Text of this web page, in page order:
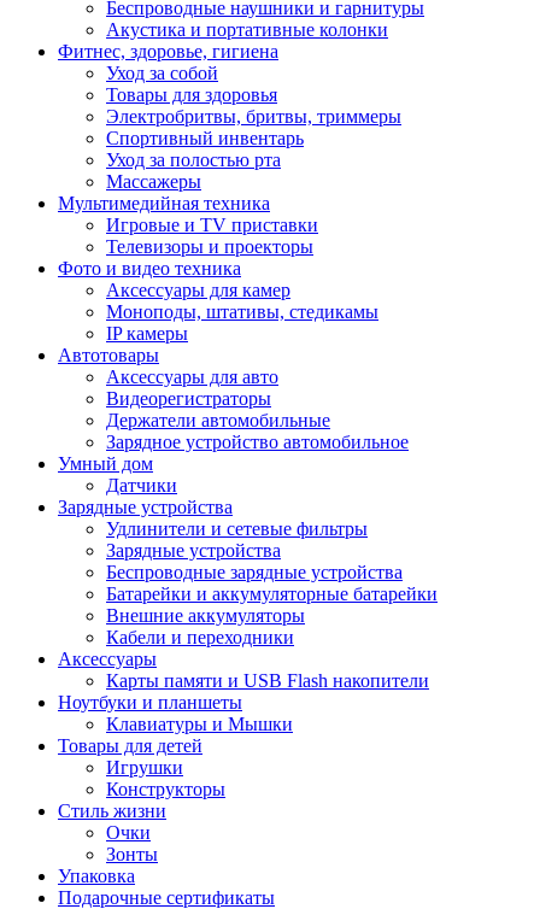
Беспроводные наушники и гарнитуры
Акустика и портативные колонки
Фитнес, здоровье, гигиена
Уход за собой
Товары для здоровья
Электробритвы, бритвы, триммеры
Спортивный инвентарь
Уход за полостью рта
Массажеры
Мультимедийная техника
Игровые и TV приставки
Телевизоры и проекторы
Фото и видео техника
Аксессуары для камер
Моноподы, штативы, стедикамы
IP камеры
Автотовары
Аксессуары для авто
Видеорегистраторы
Держатели автомобильные
Зарядное устройство автомобильное
Умный дом
Датчики
Зарядные устройства
Удлинители и сетевые фильтры
Зарядные устройства
Беспроводные зарядные устройства
Батарейки и аккумуляторные батарейки
Внешние аккумуляторы
Кабели и переходники
Аксессуары
Карты памяти и USB Flash накопители
Ноутбуки и планшеты
Клавиатуры и Мышки
Товары для детей
Игрушки
Конструкторы
Стиль жизни
Очки
Зонты
Упаковка
Подарочные сертификаты